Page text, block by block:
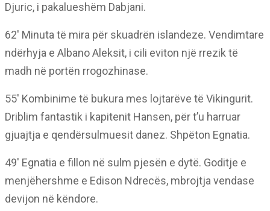
Djuric, i pakalueshëm Dabjani.
62′ Minuta të mira për skuadrën islandeze. Vendimtare
ndërhyja e Albano Aleksit, i cili eviton një rrezik të
madh në portën rrogozhinase.
55′ Kombinime të bukura mes lojtarëve të Vikingurit.
Driblim fantastik i kapitenit Hansen, për t’u harruar
gjuajtja e qendërsulmuesit danez. Shpëton Egnatia.
49′ Egnatia e fillon në sulm pjesën e dytë. Goditje e
menjëhershme e Edison Ndrecës, mbrojtja vendase
devijon në këndore.